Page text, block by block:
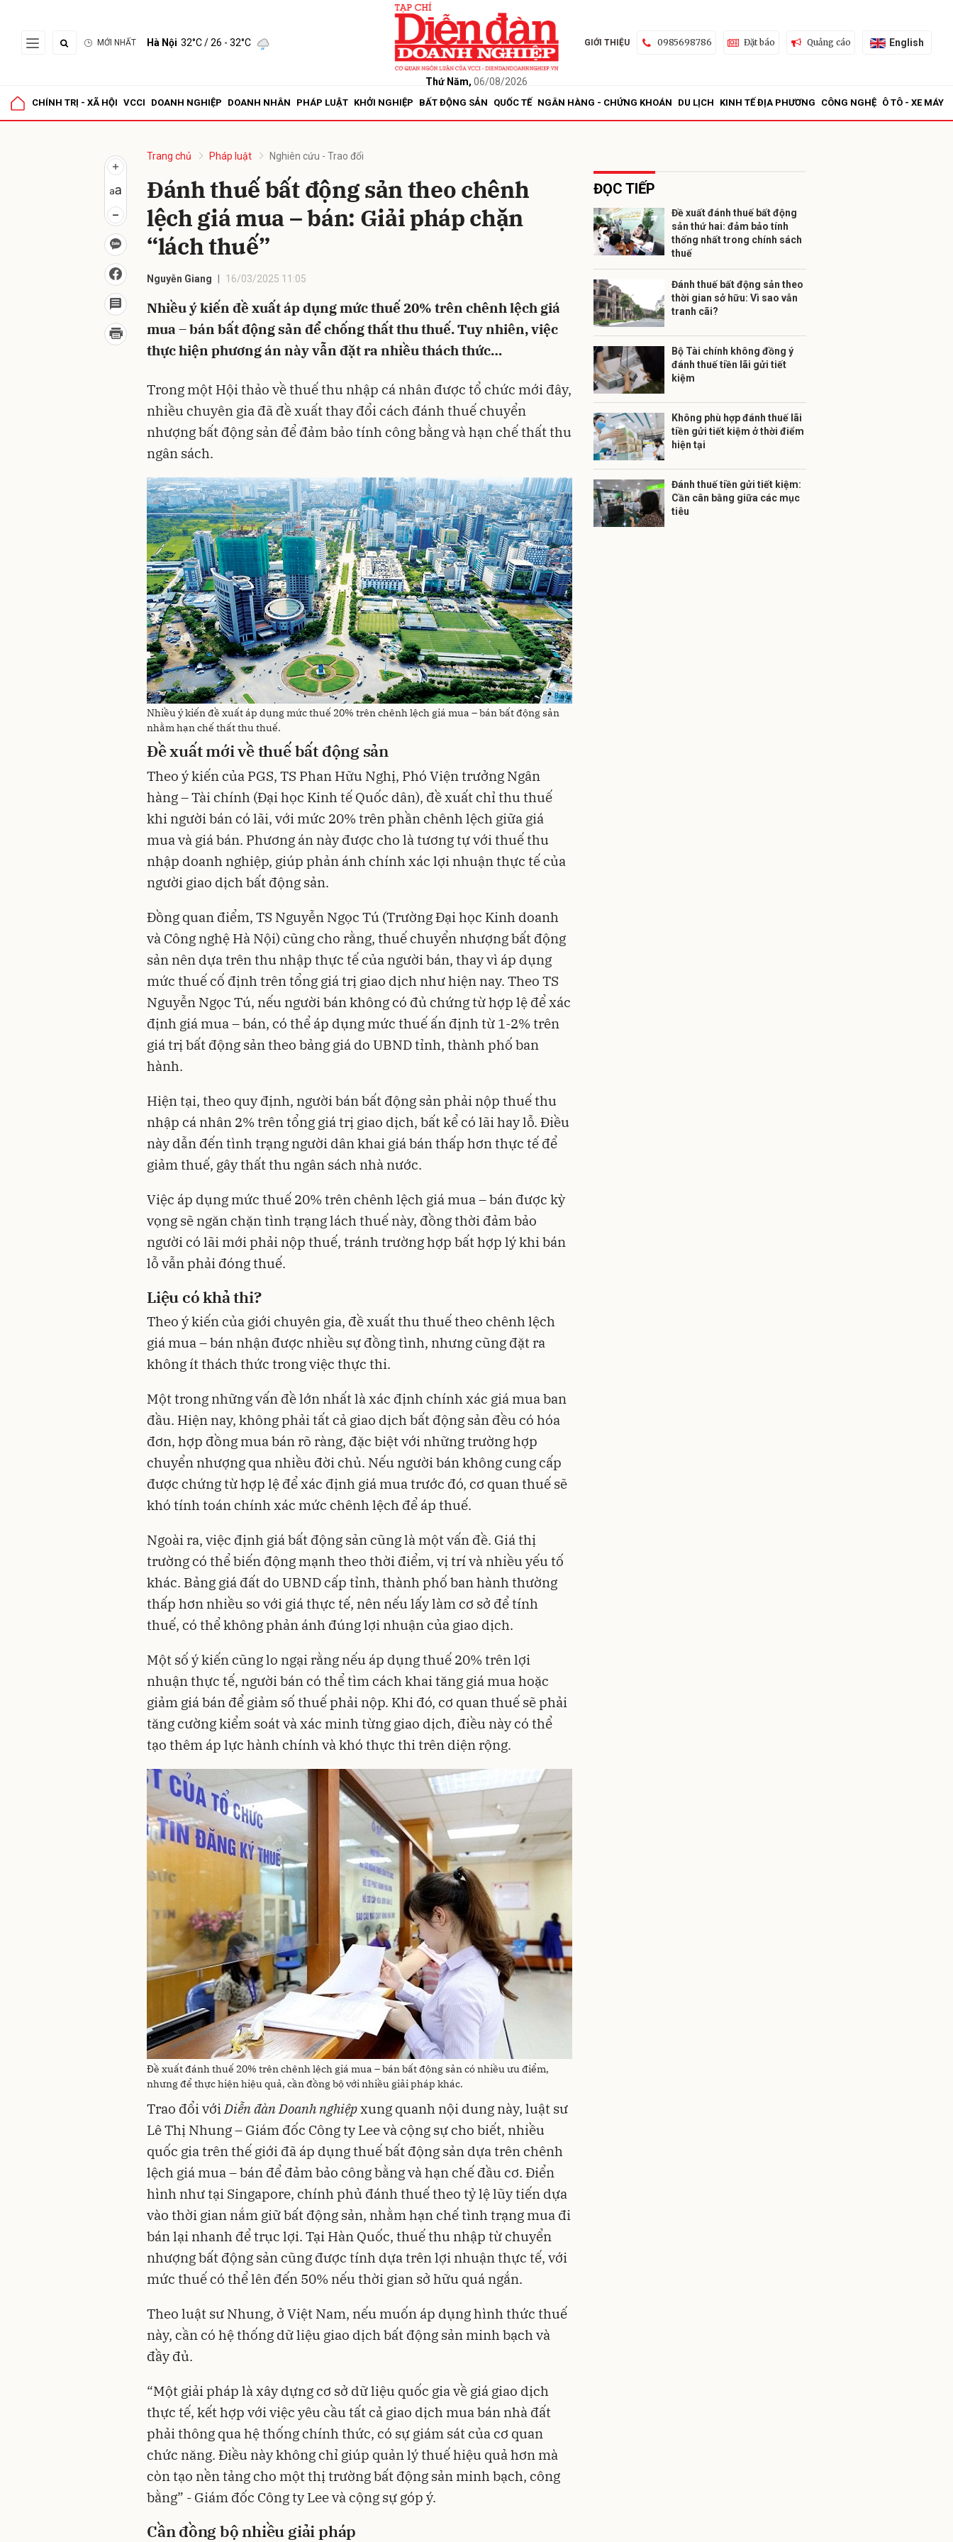
MỚI NHẤT Hà Nội 32°C/ 26 - 32°C
Thứ Năm, 06/08/2026
GIỚI THIỆU 0985698786 Đặt báo Quảng cáo English
CHÍNH TRỊ - XÃ HỘI VCCI DOANH NGHIỆP DOANH NHÂN PHÁP LUẬT KHỞI NGHIỆP BẤT ĐỘNG SẢN QUỐC TẾ NGÂN HÀNG - CHỨNG KHOÁN DU LỊCH KINH TẾ ĐỊA PHƯƠNG CÔNG NGHỆ Ô TÔ - XE MÁY
Trang chủ Pháp luật Nghiên cứu - Trao đổi
Đánh thuế bất động sản theo chênh
lệch giá mua – bán: Giải pháp chặn
“lách thuế”
Nguyễn Giang 16/03/2025 11:05
Nhiều ý kiến đề xuất áp dụng mức thuế 20% trên chênh lệch giá
mua – bán bất động sản để chống thất thu thuế. Tuy nhiên, việc
thực hiện phương án này vẫn đặt ra nhiều thách thức…
Trong một Hội thảo về thuế thu nhập cá nhân được tổ chức mới đây,
nhiều chuyên gia đã đề xuất thay đổi cách đánh thuế chuyển
nhượng bất động sản để đảm bảo tính công bằng và hạn chế thất thu
ngân sách.
Nhiều ý kiến đề xuất áp dụng mức thuế 20% trên chênh lệch giá mua – bán bất động sản
nhằm hạn chế thất thu thuế.
Đề xuất mới về thuế bất động sản
Theo ý kiến của PGS, TS Phan Hữu Nghị, Phó Viện trưởng Ngân
hàng – Tài chính (Đại học Kinh tế Quốc dân), đề xuất chỉ thu thuế
khi người bán có lãi, với mức 20% trên phần chênh lệch giữa giá
mua và giá bán. Phương án này được cho là tương tự với thuế thu
nhập doanh nghiệp, giúp phản ánh chính xác lợi nhuận thực tế của
người giao dịch bất động sản.
Đồng quan điểm, TS Nguyễn Ngọc Tú (Trường Đại học Kinh doanh
và Công nghệ Hà Nội) cũng cho rằng, thuế chuyển nhượng bất động
sản nên dựa trên thu nhập thực tế của người bán, thay vì áp dụng
mức thuế cố định trên tổng giá trị giao dịch như hiện nay. Theo TS
Nguyễn Ngọc Tú, nếu người bán không có đủ chứng từ hợp lệ để xác
định giá mua – bán, có thể áp dụng mức thuế ấn định từ 1-2% trên
giá trị bất động sản theo bảng giá do UBND tỉnh, thành phố ban
hành.
Hiện tại, theo quy định, người bán bất động sản phải nộp thuế thu
nhập cá nhân 2% trên tổng giá trị giao dịch, bất kể có lãi hay lỗ. Điều
này dẫn đến tình trạng người dân khai giá bán thấp hơn thực tế để
giảm thuế, gây thất thu ngân sách nhà nước.
Việc áp dụng mức thuế 20% trên chênh lệch giá mua – bán được kỳ
vọng sẽ ngăn chặn tình trạng lách thuế này, đồng thời đảm bảo
người có lãi mới phải nộp thuế, tránh trường hợp bất hợp lý khi bán
lỗ vẫn phải đóng thuế.
Liệu có khả thi?
Theo ý kiến của giới chuyên gia, đề xuất thu thuế theo chênh lệch
giá mua – bán nhận được nhiều sự đồng tình, nhưng cũng đặt ra
không ít thách thức trong việc thực thi.
Một trong những vấn đề lớn nhất là xác định chính xác giá mua ban
đầu. Hiện nay, không phải tất cả giao dịch bất động sản đều có hóa
đơn, hợp đồng mua bán rõ ràng, đặc biệt với những trường hợp
chuyển nhượng qua nhiều đời chủ. Nếu người bán không cung cấp
được chứng từ hợp lệ để xác định giá mua trước đó, cơ quan thuế sẽ
khó tính toán chính xác mức chênh lệch để áp thuế.
Ngoài ra, việc định giá bất động sản cũng là một vấn đề. Giá thị
trường có thể biến động mạnh theo thời điểm, vị trí và nhiều yếu tố
khác. Bảng giá đất do UBND cấp tỉnh, thành phố ban hành thường
thấp hơn nhiều so với giá thực tế, nên nếu lấy làm cơ sở để tính
thuế, có thể không phản ánh đúng lợi nhuận của giao dịch.
Một số ý kiến cũng lo ngại rằng nếu áp dụng thuế 20% trên lợi
nhuận thực tế, người bán có thể tìm cách khai tăng giá mua hoặc
giảm giá bán để giảm số thuế phải nộp. Khi đó, cơ quan thuế sẽ phải
tăng cường kiểm soát và xác minh từng giao dịch, điều này có thể
tạo thêm áp lực hành chính và khó thực thi trên diện rộng.
Đề xuất đánh thuế 20% trên chênh lệch giá mua – bán bất động sản có nhiều ưu điểm,
nhưng để thực hiện hiệu quả, cần đồng bộ với nhiều giải pháp khác.
Trao đổi vớiDiễn đàn Doanh nghiệpxung quanh nội dung này, luật sư
Lê Thị Nhung – Giám đốc Công ty Lee và cộng sự cho biết, nhiều
quốc gia trên thế giới đã áp dụng thuế bất động sản dựa trên chênh
lệch giá mua – bán để đảm bảo công bằng và hạn chế đầu cơ. Điển
hình như tại Singapore, chính phủ đánh thuế theo tỷ lệ lũy tiến dựa
vào thời gian nắm giữ bất động sản, nhằm hạn chế tình trạng mua đi
bán lại nhanh để trục lợi. Tại Hàn Quốc, thuế thu nhập từ chuyển
nhượng bất động sản cũng được tính dựa trên lợi nhuận thực tế, với
mức thuế có thể lên đến 50% nếu thời gian sở hữu quá ngắn.
Theo luật sư Nhung, ở Việt Nam, nếu muốn áp dụng hình thức thuế
này, cần có hệ thống dữ liệu giao dịch bất động sản minh bạch và
đầy đủ.
“Một giải pháp là xây dựng cơ sở dữ liệu quốc gia về giá giao dịch
thực tế, kết hợp với việc yêu cầu tất cả giao dịch mua bán nhà đất
phải thông qua hệ thống chính thức, có sự giám sát của cơ quan
chức năng. Điều này không chỉ giúp quản lý thuế hiệu quả hơn mà
còn tạo nền tảng cho một thị trường bất động sản minh bạch, công
bằng” - Giám đốc Công ty Lee và cộng sự góp ý.
Cần đồng bộ nhiều giải pháp
ĐỌC TIẾP
Đề xuất đánh thuế bất động
sản thứ hai: đảm bảo tính
thống nhất trong chính sách
thuế
Đánh thuế bất động sản theo
thời gian sở hữu: Vì sao vẫn
tranh cãi?
Bộ Tài chính không đồng ý
đánh thuế tiền lãi gửi tiết
kiệm
Không phù hợp đánh thuế lãi
tiền gửi tiết kiệm ở thời điểm
hiện tại
Đánh thuế tiền gửi tiết kiệm:
Cần cân bằng giữa các mục
tiêu
Gửi